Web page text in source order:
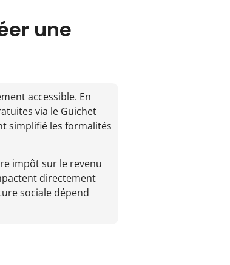
une
accessible. En
via le Guichet
simplifié les formalités
impôt sur le revenu
directement
sociale dépend